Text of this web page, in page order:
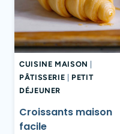
CUISINE MAISON
PÂTISSERIE
PETIT
DÉJEUNER
Croissants maison
facile